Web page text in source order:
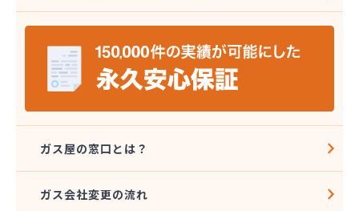
安城ガス株式会社
伊藤プロパン
伊藤忠エネクスホームライフ中部株式会社 碧南営
業所
伊藤忠エネクスホームライフ中部株式会社 名古屋
稲垣商事
稲垣商店
栄燃料合資会社
ガス屋の窓口とは？
ガス会社変更の流れ